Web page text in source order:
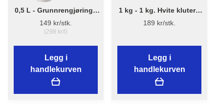
0,5 L - Grunnrengjøring -
Flügger Fluren 37 Spray -
GReady to use
149 kr/stk.
(298 kr/l)
Legg i
handlekurven
1 kg - 1 kg. Hvite kluter -
Bluestar
189 kr/stk.
Legg i
handlekurven